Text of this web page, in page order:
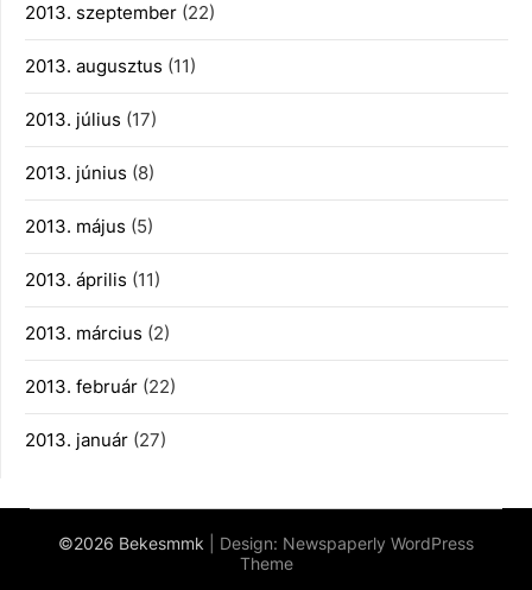
2013. szeptember (22)
2013. augusztus (11)
2013. július (17)
2013. június (8)
2013. május (5)
2013. április (11)
2013. március (2)
2013. február (22)
2013. január (27)
©2026 Bekesmmk | Design: Newspaperly WordPress
Theme